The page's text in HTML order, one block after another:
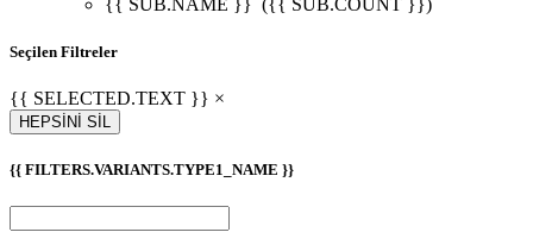
{{ SUB.NAME }} ({{ SUB.COUNT }})
Seçilen Filtreler
{{ SELECTED.TEXT }} ×
HEPSİNİ SİL
{{ FILTERS.VARIANTS.TYPE1_NAME }}